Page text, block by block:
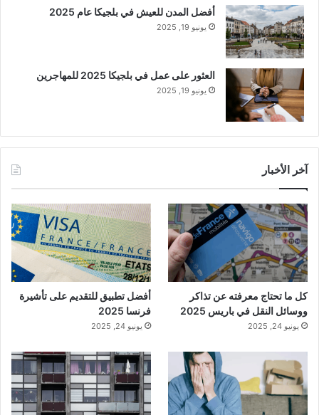
أفضل المدن للعيش في بلجيكا عام 2025
يونيو 19, 2025
العثور على عمل في بلجيكا 2025 للمهاجرين
يونيو 19, 2025
آخر الأخبار
كل ما تحتاج معرفته عن تذاكر
ووسائل النقل في باريس 2025
يونيو 24, 2025
أفضل تطبيق للتقديم على تأشيرة
فرنسا 2025
يونيو 24, 2025